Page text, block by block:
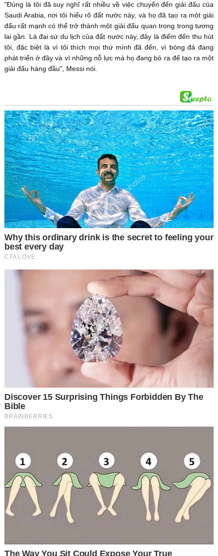
"Đúng là tôi đã suy nghĩ rất nhiều về việc chuyển đến giải đấu của
Saudi Arabia, nơi tôi hiểu rõ đất nước này, và họ đã tạo ra một giải
đấu rất mạnh có thể trở thành một giải đấu quan trọng trong tương
lai gần. Là đại sứ du lịch của đất nước này, đây là điểm đến thu hút
tôi, đặc biệt là vì tôi thích mọi thứ mình đã đến, vì bóng đá đang
phát triển ở đây và vì những nỗ lực mà họ đang bỏ ra để tạo ra một
giải đấu hàng đầu", Messi nói.